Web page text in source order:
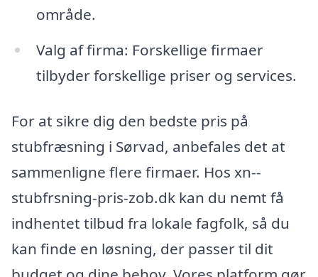
område.
Valg af firma: Forskellige firmaer
tilbyder forskellige priser og services.
For at sikre dig den bedste pris på
stubfræsning i Sørvad, anbefales det at
sammenligne flere firmaer. Hos xn--
stubfrsning-pris-zob.dk kan du nemt få
indhentet tilbud fra lokale fagfolk, så du
kan finde en løsning, der passer til dit